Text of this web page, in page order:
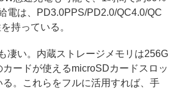
電は、PD3.0PPS/PD2.0/QC4.0/QC
持っている。
凄い。内蔵ストレージメモリは256G
ードが使えるmicroSDカードスロッ
る。これらをフルに活用すれば、手